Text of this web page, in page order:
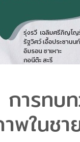
การทบ
พในชา